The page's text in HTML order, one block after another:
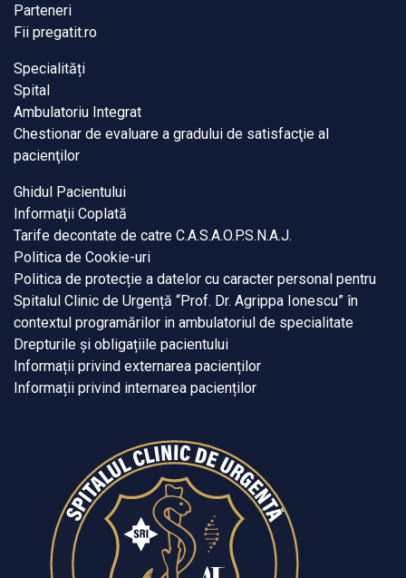
Parteneri
Fii pregatit.ro
Specialități
Spital
Ambulatoriu Integrat
Chestionar de evaluare a gradului de satisfacţie al
pacienţilor
Ghidul Pacientului
Informaţii Coplată
Tarife decontate de catre C.A.S.A.O.P.S.N.A.J.
Politica de Cookie-uri
Politica de protecție a datelor cu caracter personal pentru
Spitalul Clinic de Urgență “Prof. Dr. Agrippa Ionescu” în
contextul programărilor in ambulatoriul de specialitate
Drepturile și obligațiile pacientului
Informații privind externarea pacienților
Informații privind internarea pacienților